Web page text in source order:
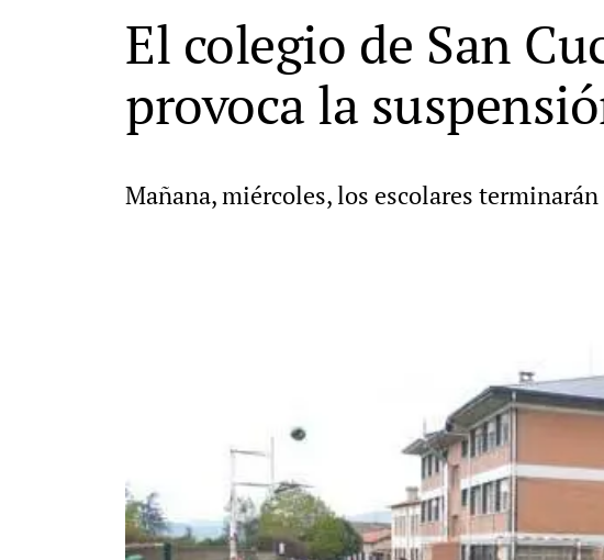
El colegio de San
provoca la
Mañana, miércoles, los escolares